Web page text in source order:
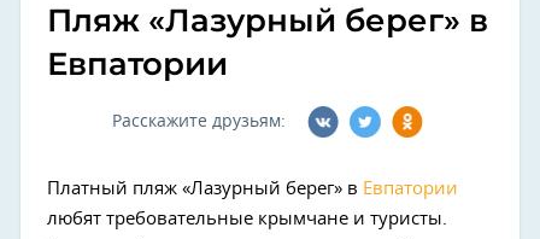
Пляж «Лазурный берег» в
Евпатории
Расскажите друзьям:
Платный пляж «Лазурный берег» в Евпатории
любят требовательные крымчане и туристы.